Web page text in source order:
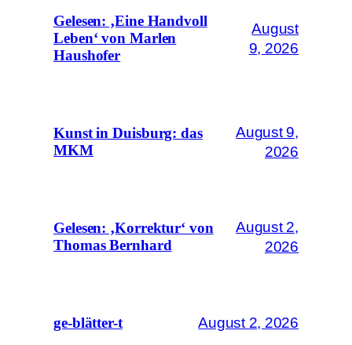
Gelesen: ‚Eine Handvoll
Leben‘ von Marlen
Haushofer
August
9, 2026
Kunst in Duisburg: das
MKM
August 9,
2026
Gelesen: ‚Korrektur‘ von
Thomas Bernhard
August 2,
2026
ge-blätter-t August 2, 2026